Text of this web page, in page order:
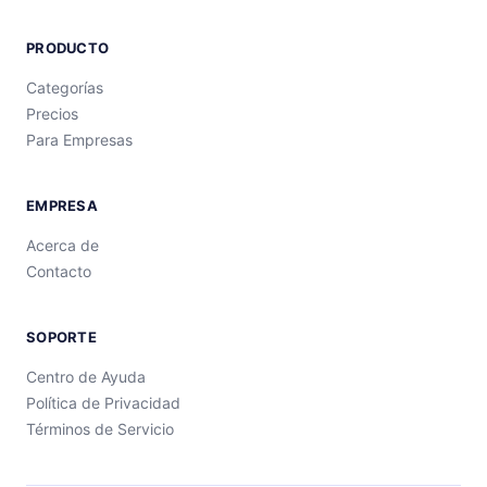
PRODUCTO
Categorías
Precios
Para Empresas
EMPRESA
Acerca de
Contacto
SOPORTE
Centro de Ayuda
Política de Privacidad
Términos de Servicio